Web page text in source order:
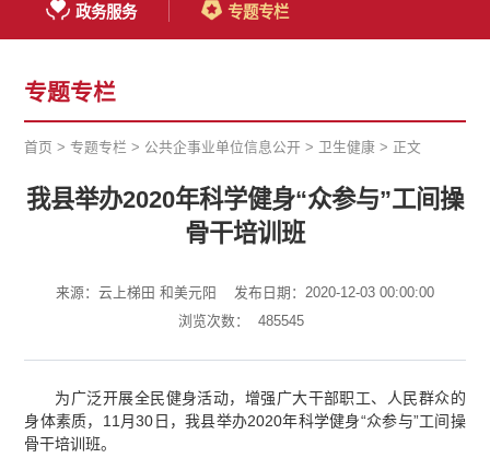
政务服务 专题专栏
专题专栏
首页 >专题专栏 > 公共企事业单位信息公开 > 卫生健康 > 正文
我县举办2020年科学健身“众参与”工间操
骨干培训班
来源：云上梯田 和美元阳
发布日期：2020-12-03 00:00:00
浏览次数：
485545
为广泛开展全民健身活动，增强广大干部职工、人民群众的
身体素质，11月30日，我县举办2020年科学健身“众参与”工间操
骨干培训班。